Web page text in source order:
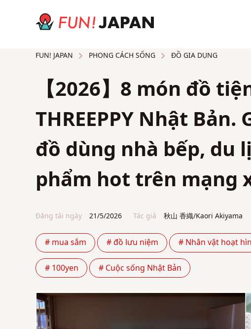
FUN! JAPAN PHONG CÁCH SỐNG ĐỒ GIA DỤNG
【2026】8 món đồ
THREEPPY Nhật
đồ dùng nhà bếp, du
phẩm hot trên mạng
Đăng tải ngày 21/5/2026 Tác giả 秋山 香織/Kaori Akiyama
# mua sắm # đồ lưu niệm # Nhân vật hoạt
# 100yen # Cuộc sống Nhật Bản